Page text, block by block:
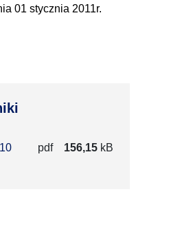
01 stycznia 2011r.
pdf 156,15 kB